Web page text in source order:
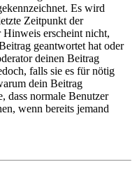
Es wird
Zeitpunkt der
Hinweis erscheint nicht,
geantwortet hat oder
deinen Beitrag
falls sie es für nötig
dein Beitrag
dass normale Benutzer
wenn bereits jemand